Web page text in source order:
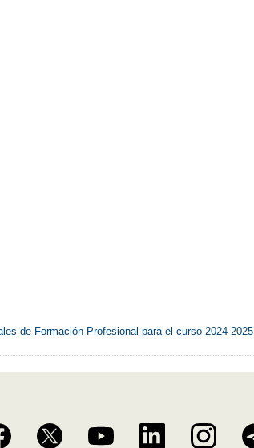
de Formación Profesional para el curso 2024-2025